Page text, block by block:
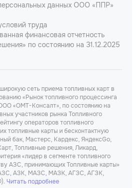
данных ООО «ППР»
труда
финансовая отчетность
по состоянию на 31.12.2025
сеть приема топливных карт в
«Рынок топливного процессинга
«ОМТ-Консалт», по состоянию на
участников рынка Топливного
операторов топливного
топливные карты и бесконтактную
бак, Мастерс, Кардекс, ЯндексGo,
Топливные решения, Ликард,
«лидер в сегменте топливного
АЗС, принимающих Топливные карты»
АЗК, МАЗС, МАЗК, АГЗС, АГЗК,
Читать подробнее